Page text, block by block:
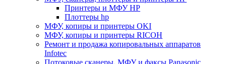
Принтеры и МФУ HP
Плоттеры hp
МФУ, копиры и принтеры OKI
МФУ, копиры и принтеры RICOH
Ремонт и продажа копировальных аппаратов
Infotec
Потоковые сканеры, МФУ и факсы Panasonic